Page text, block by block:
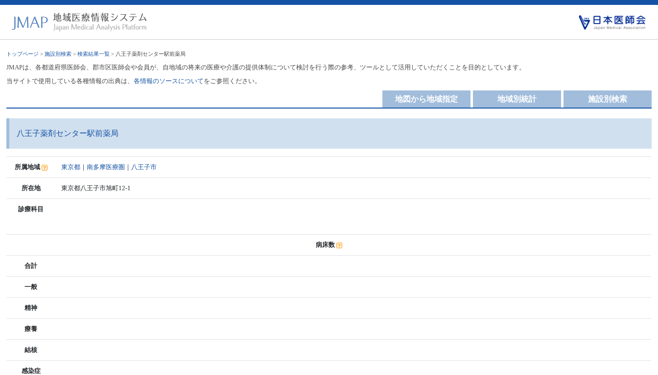
トップページ >施設別検索 >検索結果一覧 > 八王子薬剤センター駅前薬局
JMAPは、各都道府県医師会、郡市区医師会や会員が、自地域の将来の医療や介護の提供体制について検討を行う際の参考、ツールとして活用していただくことを目的としています。
当サイトで使用している各種情報の出典は、各情報のソースについてをご参照ください。
施設別検索
地域別統計
地図から地域指定
八王子薬剤センター駅前薬局
所属地域 東京都 ｜南多摩医療圏 ｜ 八王子市
所在地 東京都八王子市旭町12-1
診療科目
病床数
合計
一般
精神
療養
結核
感染症